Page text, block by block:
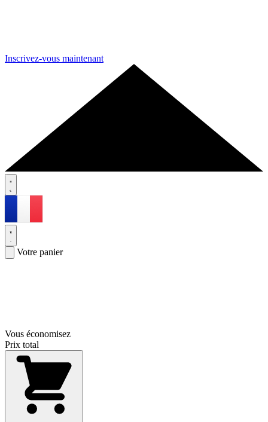
Inscrivez-vous maintenant
Votre panier
Vous économisez
Prix total